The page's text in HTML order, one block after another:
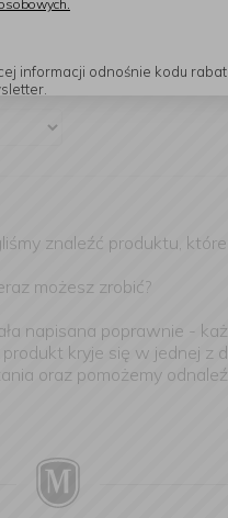
znaleźć produktu,
możesz zrobić?
napisana poprawnie -
kryje się w jednej z
oraz pomożemy
informacji odnośnie kodu